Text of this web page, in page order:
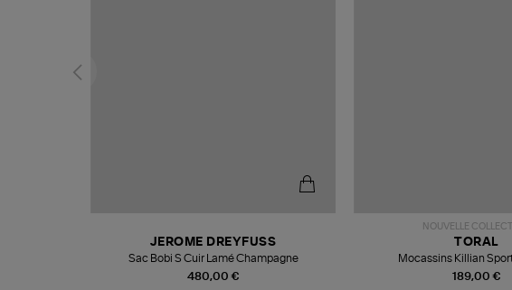
480,00 €
JEROME DREYFUSS
Sac Bobi S Cuir Lamé Champagne
NOUVELLE
189,00 €
TORAL
Mocassins Killian